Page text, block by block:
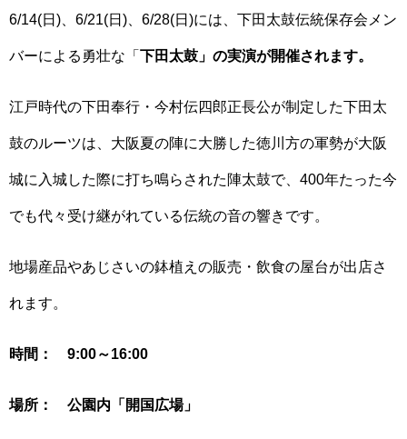
6/14(日)、6/21(日)、6/28(日)には、下田太鼓伝統保存会メン
バーによる勇壮な「 下田太鼓」の実演が開催されます。
江戸時代の下田奉行・今村伝四郎正長公が制定した下田太
鼓のルーツは、大阪夏の陣に大勝した徳川方の軍勢が大阪
城に入城した際に打ち鳴らされた陣太鼓で、400年たった今
でも代々受け継がれている伝統の音の響きです。
地場産品やあじさいの鉢植えの販売・飲食の屋台が出店さ
れます。
時間： 9:00～16:00
場所： 公園内「開国広場」